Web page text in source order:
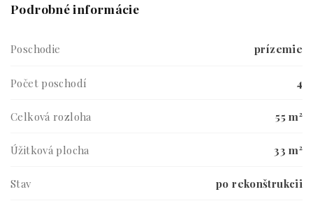
Podrobné informácie
Poschodie prízemie
Počet poschodí 4
Celková rozloha 55 m²
Úžitková plocha 33 m²
Stav po rekonštrukcii